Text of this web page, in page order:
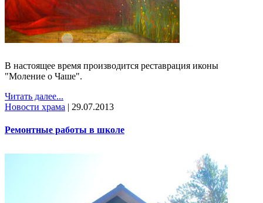
В настоящее время производится реставрация иконы
"Моление о Чаше".
Читать далее...
Новости храма | 29.07.2013
Ремонтные работы в школе